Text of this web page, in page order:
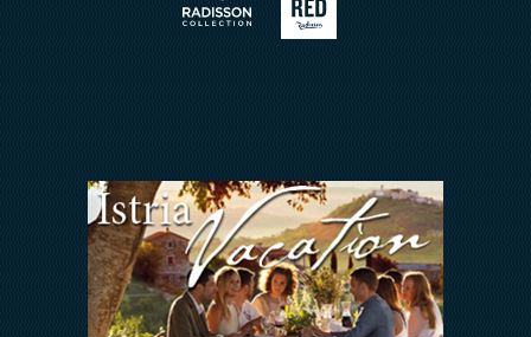
ARENA REWARDS
Arena Hospitality Group